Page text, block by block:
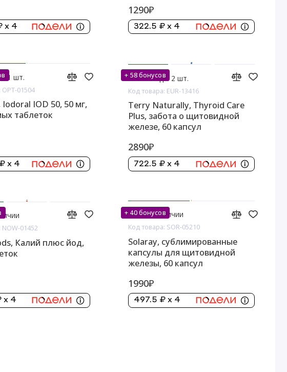
x 4
1290₽
322.5 ₽ x 4
1 шт.
01504
IOD 50, 50 мг,
таблеток
x 4
+ 58 бонусов
На складе: 2 шт.
Код товара: EUR-13416
Terry Naturally, Thyroid Care
Plus, забота о щитовидной
железе, 60 капсул
2890₽
722.5 ₽ x 4
01452
Калий плюс йод,
x 4
+ 40 бонусов
Нет в наличии
Код товара: SOR-05210
Solaray, сублимированные
капсулы для щитовидной
железы, 60 капсул
1990₽
497.5 ₽ x 4